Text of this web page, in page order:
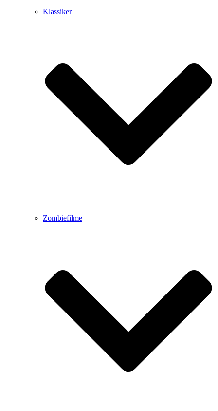
Klassiker
Zombiefilme